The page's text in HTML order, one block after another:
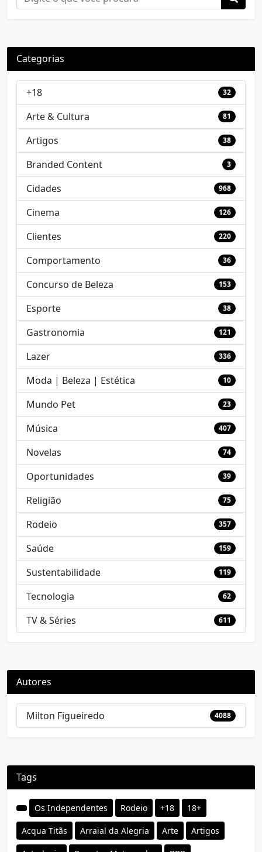
Categorias
+18 32
Arte & Cultura 81
Artigos 38
Branded Content 3
Cidades 968
Cinema 126
Clientes 220
Comportamento 36
Concurso de Beleza 153
Esporte 38
Gastronomia 121
Lazer 336
Moda | Beleza | Estética 10
Mundo Pet 23
Música 407
Novelas 74
Oportunidades 39
Religião 75
Rodeio 357
Saúde 159
Sustentabilidade 119
Tecnologia 62
TV & Séries 611
Autores
Milton Figueiredo 4088
Tags
Os Independentes Rodeio +18 18+
Acqua Titãs Arraial da Alegria Arte Artigos